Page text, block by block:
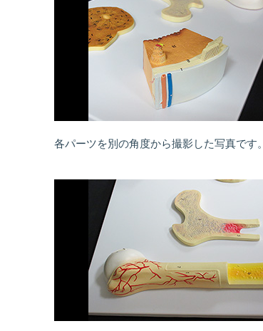
各パーツを別の角度から撮影した写真です。